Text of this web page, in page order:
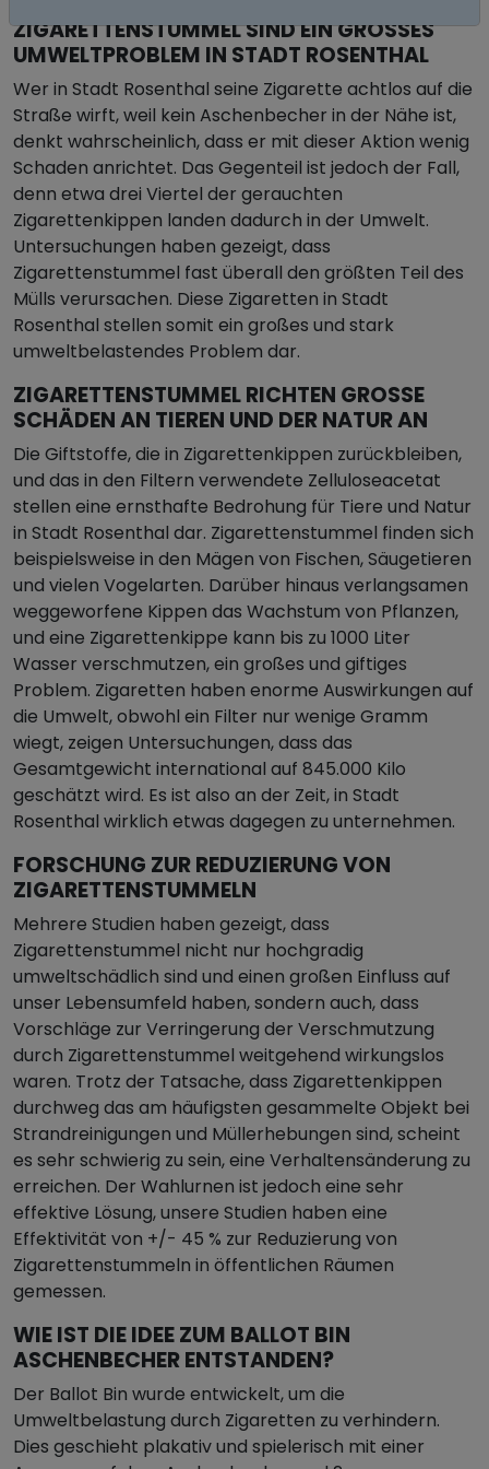
ZIGARETTENSTUMMEL SIND EIN GROSSES U
MWELTPROBLEM IN STADT ROSENTHAL
Wer in Stadt Rosenthal seine Zigarette achtlos auf die
Straße wirft, weil kein Aschenbecher in der Nähe ist,
denkt wahrscheinlich, dass er mit dieser Aktion wenig
Schaden anrichtet. Das Gegenteil ist jedoch der Fall,
denn etwa drei Viertel der gerauchten
Zigarettenkippen landen dadurch in der Umwelt.
Untersuchungen haben gezeigt, dass
Zigarettenstummel fast überall den größten Teil des
Mülls verursachen. Diese Zigaretten in Stadt
Rosenthal stellen somit ein großes und stark
umweltbelastendes Problem dar.
ZIGARETTENSTUMMEL RICHTEN GROSSE S
CHÄDEN AN TIEREN UND DER NATUR AN
Die Giftstoffe, die in Zigarettenkippen zurückbleiben,
und das in den Filtern verwendete Zelluloseacetat
stellen eine ernsthafte Bedrohung für Tiere und Natur
in Stadt Rosenthal dar. Zigarettenstummel finden sich
beispielsweise in den Mägen von Fischen, Säugetieren
und vielen Vogelarten. Darüber hinaus verlangsamen
weggeworfene Kippen das Wachstum von Pflanzen,
und eine Zigarettenkippe kann bis zu 1000 Liter
Wasser verschmutzen, ein großes und giftiges
Problem. Zigaretten haben enorme Auswirkungen auf
die Umwelt, obwohl ein Filter nur wenige Gramm
wiegt, zeigen Untersuchungen, dass das
Gesamtgewicht international auf 845.000 Kilo
geschätzt wird. Es ist also an der Zeit, in Stadt
Rosenthal wirklich etwas dagegen zu unternehmen.
FORSCHUNG ZUR REDUZIERUNG VON
ZIGARETTENSTUMMELN
Mehrere Studien haben gezeigt, dass
Zigarettenstummel nicht nur hochgradig
umweltschädlich sind und einen großen Einfluss auf
unser Lebensumfeld haben, sondern auch, dass
Vorschläge zur Verringerung der Verschmutzung
durch Zigarettenstummel weitgehend wirkungslos
waren. Trotz der Tatsache, dass Zigarettenkippen
durchweg das am häufigsten gesammelte Objekt bei
Strandreinigungen und Müllerhebungen sind, scheint
es sehr schwierig zu sein, eine Verhaltensänderung zu
erreichen. Der Wahlurnen ist jedoch eine sehr
effektive Lösung, unsere Studien haben eine
Effektivität von +/- 45 % zur Reduzierung von
Zigarettenstummeln in öffentlichen Räumen
gemessen.
WIE IST DIE IDEE ZUM BALLOT BIN
ASCHENBECHER ENTSTANDEN?
Der Ballot Bin wurde entwickelt, um die
Umweltbelastung durch Zigaretten zu verhindern.
Dies geschieht plakativ und spielerisch mit einer